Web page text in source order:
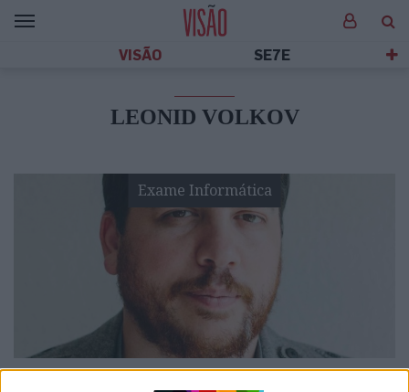
VISÃO SE7E
LEONID VOLKOV
Exame Informática